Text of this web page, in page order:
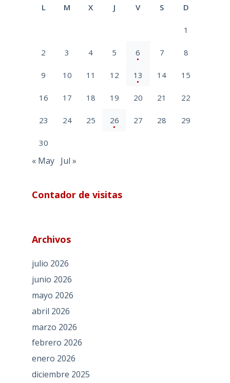
L M X J V S D
1
2 3 4 5 6 7 8
9 10 11 12 13 14 15
16 17 18 19 20 21 22
23 24 25 26 27 28 29
30
« May Jul »
Contador de visitas
Archivos
julio 2026
junio 2026
mayo 2026
abril 2026
marzo 2026
febrero 2026
enero 2026
diciembre 2025